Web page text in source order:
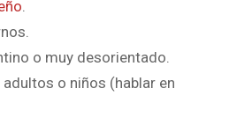
o muy desorientado.
o niños (hablar en